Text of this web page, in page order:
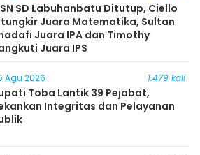
SD Labuhanbatu Ditutup, Ciello
Juara Matematika, Sultan
Juara IPA dan Timothy
Juara IPS
Agu 2026 1.479 kali
Toba Lantik 39 Pejabat,
Integritas dan Pelayanan